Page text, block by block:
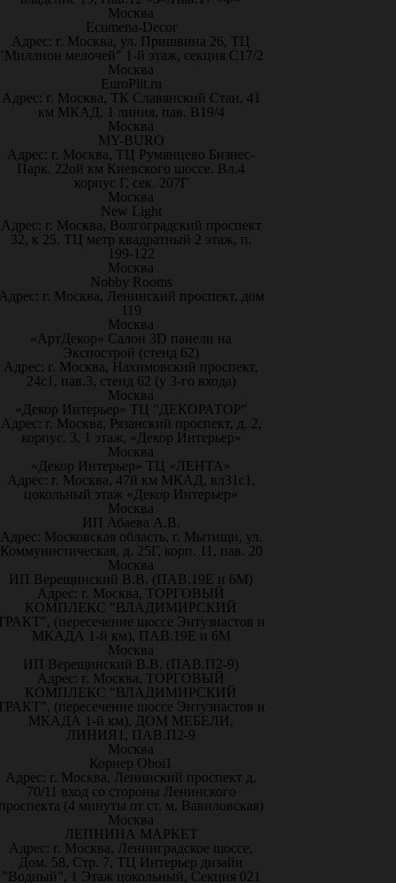
Москва
Ecumena-Decor
Адрес: г. Москва, ул. Пришвина 26, ТЦ
мелочей" 1-й этаж, секция С17/2
Москва
EuroPlit.ru
Адрес: г. Москва, ТК Славянский Стан, 41
км МКАД, 1 линия, пав. В19/4
Москва
MY-BURO
Адрес: г. Москва, ТЦ Румянцево Бизнес-
Парк. 22ой км Киевского шоссе. Вл.4
корпус Г, сек. 207Г
Москва
New Light
Адрес: г. Москва, Волгоградский проспект
32, к 25. ТЦ метр квадратный 2 этаж, п.
199-122
Москва
Nobby Rooms
г. Москва, Ленинский проспект, дом
119
Москва
«АртДекор» Салон 3D панели на
Экспострой (стенд 62)
Адрес: г. Москва, Нахимовский проспект,
24с1, пав.3, стенд 62 (у 3-го входа)
Москва
«Декор Интерьер» ТЦ "ДЕКОРАТОР"
Адрес: г. Москва, Рязанский проспект, д. 2,
корпус. 3, 1 этаж, «Декор Интерьер»
Москва
«Декор Интерьер» ТЦ «ЛЕНТА»
Адрес: г. Москва, 47й км МКАД, вл31с1,
цокольный этаж «Декор Интерьер»
Москва
ИП Абаева А.В.
Адрес: Московская область, г. Мытищи, ул.
Коммунистическая, д. 25Г, корп. 11, пав. 20
Москва
ИП Верещинский В.В. (ПАВ.19Е и 6М)
Адрес: г. Москва, ТОРГОВЫЙ
КОМПЛЕКС "ВЛАДИМИРСКИЙ
(пересечение шоссе Энтузиастов и
МКАДА 1-й км), ПАВ.19Е и 6М
Москва
ИП Верещинский В.В. (ПАВ.П2-9)
Адрес: г. Москва, ТОРГОВЫЙ
КОМПЛЕКС "ВЛАДИМИРСКИЙ
(пересечение шоссе Энтузиастов и
МКАДА 1-й км), ДОМ МЕБЕЛИ,
ЛИНИЯ1, ПАВ.П2-9
Москва
Корнер Oboi1
Адрес: г. Москва, Ленинский проспект д.
70/11 вход со стороны Ленинского
(4 минуты от ст. м. Вавиловская)
Москва
ЛЕПНИНА МАРКЕТ
Адрес: г. Москва, Ленинградское шоссе,
Дом. 58, Стр. 7, ТЦ Интерьер дизайн
"Водный", 1 Этаж цокольный, Секция 021